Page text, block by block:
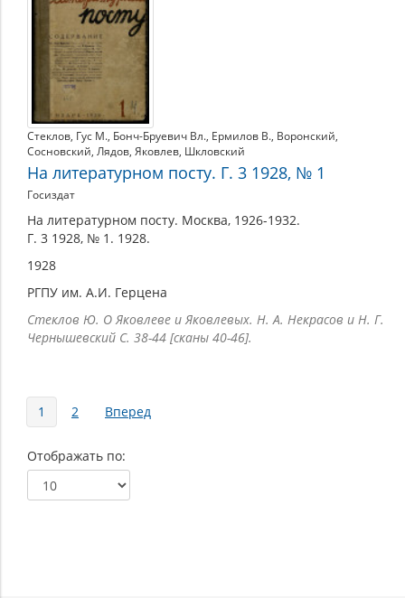
Стеклов, Гус М., Бонч-Бруевич Вл., Ермилов В., Воронский,
Сосновский, Лядов, Яковлев, Шкловский
На литературном посту. Г. 3 1928, № 1
Госиздат
На литературном посту. Москва, 1926-1932.
Г. 3 1928, № 1. 1928.
1928
РГПУ им. А.И. Герцена
Стеклов Ю. О Яковлеве и Яковлевых. Н. А. Некрасов и Н. Г.
Чернышевский С. 38-44 [сканы 40-46].
Страницы
1 2 Вперед
Отображать по